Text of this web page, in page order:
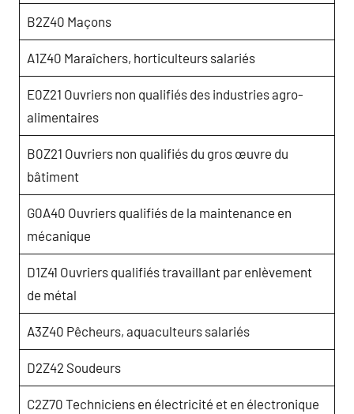
B2Z40 Maçons
A1Z40 Maraîchers, horticulteurs salariés
E0Z21 Ouvriers non qualifiés des industries agro-
alimentaires
B0Z21 Ouvriers non qualifiés du gros œuvre du
bâtiment
G0A40 Ouvriers qualifiés de la maintenance en
mécanique
D1Z41 Ouvriers qualifiés travaillant par enlèvement
de métal
A3Z40 Pêcheurs, aquaculteurs salariés
D2Z42 Soudeurs
C2Z70 Techniciens en électricité et en électronique